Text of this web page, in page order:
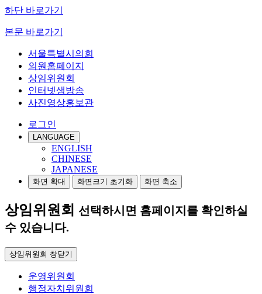
하단 바로가기
본문 바로가기
서울특별시의회
의원홈페이지
상임위원회
인터넷생방송
사진영상홍보관
로그인
LANGUAGE
ENGLISH
CHINESE
JAPANESE
화면 확대 화면크기 초기화 화면 축소
상임위원회 선택하시면 홈페이지를 확인하실
수 있습니다.
상임위원회 창닫기
운영위원회
행정자치위원회